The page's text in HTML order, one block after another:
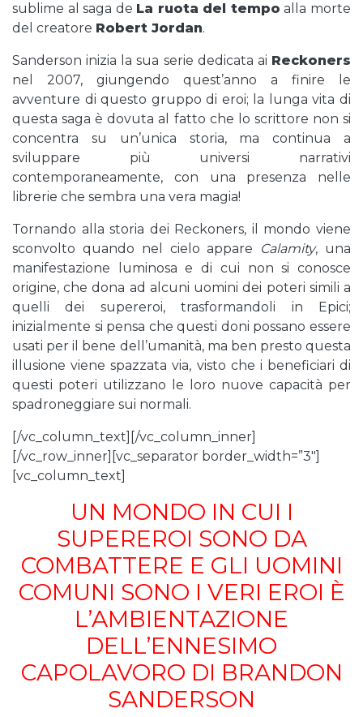
sublime al saga de La ruota del tempo alla morte
del creatore Robert Jordan.
Sanderson inizia la sua serie dedicata ai Reckoners
nel 2007, giungendo quest’anno a finire le
avventure di questo gruppo di eroi; la lunga vita di
questa saga è dovuta al fatto che lo scrittore non si
concentra su un’unica storia, ma continua a
sviluppare più universi narrativi
contemporaneamente, con una presenza nelle
librerie che sembra una vera magia!
Tornando alla storia dei Reckoners, il mondo viene
sconvolto quando nel cielo appare Calamity, una
manifestazione luminosa e di cui non si conosce
origine, che dona ad alcuni uomini dei poteri simili a
quelli dei supereroi, trasformandoli in Epici;
inizialmente si pensa che questi doni possano essere
usati per il bene dell’umanità, ma ben presto questa
illusione viene spazzata via, visto che i beneficiari di
questi poteri utilizzano le loro nuove capacità per
spadroneggiare sui normali.
[/vc_column_text][/vc_column_inner]
[/vc_row_inner][vc_separator border_width=”3″]
[vc_column_text]
UN MONDO IN CUI I
SUPEREROI SONO DA
COMBATTERE E GLI UOMINI
COMUNI SONO I VERI EROI È
L’AMBIENTAZIONE
DELL’ENNESIMO
CAPOLAVORO DI BRANDON
SANDERSON